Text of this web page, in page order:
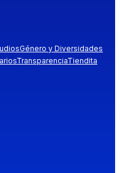
Género y Diversidades
TransparenciaTiendita